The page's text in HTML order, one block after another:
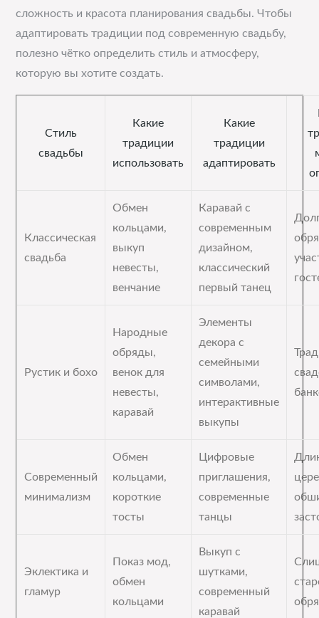
сложность и красота планирования свадьбы. Чтобы
адаптировать традиции под современную свадьбу,
полезно чётко определить стиль и атмосферу,
которую вы хотите создать.
Стиль
свадьбы
Какие
традиции
использовать
Какие
традиции
адаптировать
Классическая
свадьба
Обмен
кольцами,
выкуп
невесты,
венчание
Каравай с
современным
дизайном,
классический
первый танец
Рустик и бохо
Народные
обряды,
венок для
невесты,
каравай
Элементы
декора с
семейными
символами,
интерактивные
выкупы
Современный
минимализм
Обмен
кольцами,
короткие
тосты
Цифровые
приглашения,
современные
танцы
Эклектика и
гламур
Показ мод,
обмен
кольцами
Выкуп с
шутками,
современный
каравай